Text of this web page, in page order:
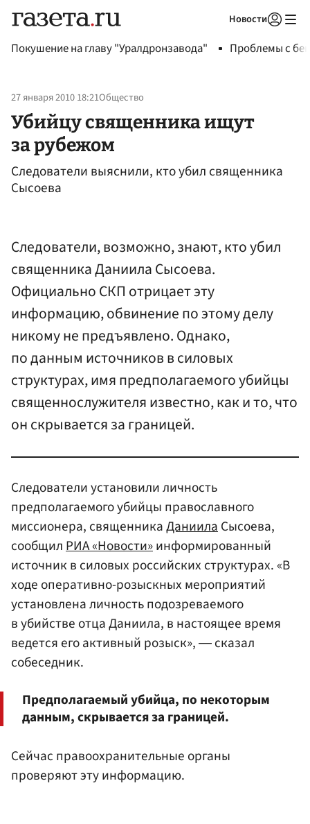
Новости
Покушение на главу "Уралдронзавода" Проблемы с
27 января 2010 18:21Общество
Убийцу священника ищут
за рубежом
Следователи выяснили, кто убил священника
Сысоева
Следователи, возможно, знают, кто убил
священника Даниила Сысоева.
Официально СКП отрицает эту
информацию, обвинение по этому делу
никому не предъявлено. Однако,
по данным источников в силовых
структурах, имя предполагаемого убийцы
священнослужителя известно, как и то, что
он скрывается за границей.
Следователи установили личность
предполагаемого убийцы православного
миссионера, священникаДаниила Сысоева,
сообщил РИА «Новости»информированный
источник в силовых российских структурах. «В
ходе оперативно-розыскных мероприятий
установлена личность подозреваемого
в убийстве отца Даниила, в настоящее время
ведется его активный розыск», ― сказал
собеседник.
Предполагаемый убийца, по некоторым
данным, скрывается за границей.
Сейчас правоохранительные органы
проверяют эту информацию.